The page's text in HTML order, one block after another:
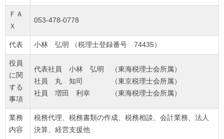
ＦＡ
Ｘ
053-478-0778
代表 小林 弘明 （税理士登録番号 74435）
役員
に関
する
事項
代表社員 小林 弘明 （東海税理士会所属）
社員 丸 知司 （東京税理士会所属）
社員 増田 利幸 （東海税理士会所属）
業務
内容
税務代理、税務書類の作成、税務相談、会計業務、法人
決算、経営支援他